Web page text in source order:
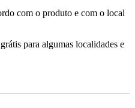
com o produto e com o local
para algumas localidades e